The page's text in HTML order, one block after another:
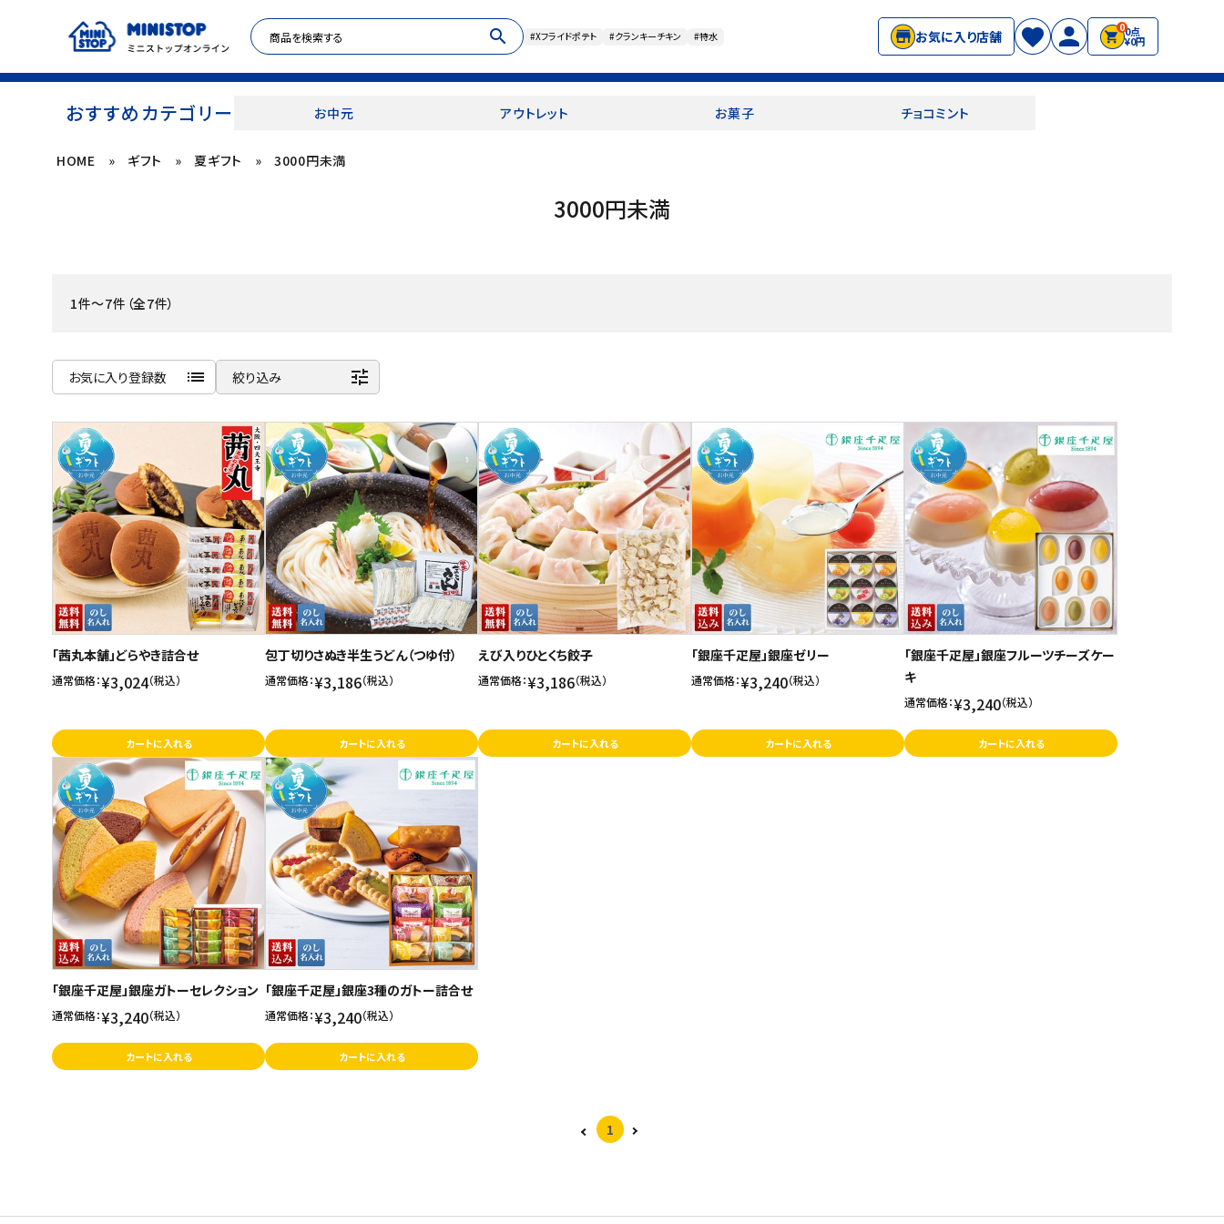
search #Xフライドポテト #クランキーチキン #特水 お気に入り店舗
00点
¥0円
おすすめカテゴリー お中元 アウトレット お菓子 チョコミント
ACCOUNT MENU
冷凍食品
お菓子
飲料
酒類
日用品
ギフト
セール
ペット用品
SHOP GUIDE
ご利用ガイド
お問い合わせ
特定商取引法表示について
プライバシーポリシー
利用規約
会社概要
HOME » ギフト » 夏ギフト » 3000円未満
3000円未満
1件～7件（全7件）
お気に入り登録数 list
新着順
発売日順
価格が安い
価格が高い
お気に入り登録数
絞り込み tune
「茜丸本舗」どらやき詰合せ
通常価格：¥3,024（税込）
カートに入れる
包丁切りさぬき半生うどん（つゆ付）
通常価格：¥3,186（税込）
カートに入れる
えび入りひとくち餃子
通常価格：¥3,186（税込）
カートに入れる
「銀座千疋屋」銀座ゼリー
通常価格：¥3,240（税込）
カートに入れる
「銀座千疋屋」銀座フルーツチーズケー
キ
通常価格：¥3,240（税込）
カートに入れる
「銀座千疋屋」銀座ガトーセレクション
通常価格：¥3,240（税込）
カートに入れる
「銀座千疋屋」銀座3種のガトー詰合せ
通常価格：¥3,240（税込）
カートに入れる
1